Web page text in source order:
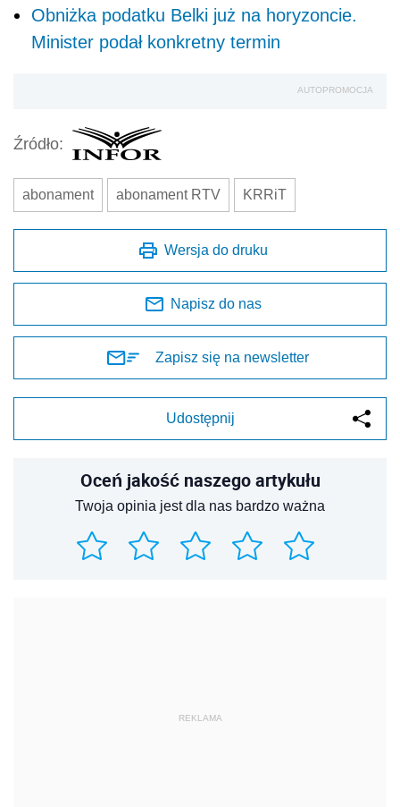
Obniżka podatku Belki już na horyzoncie.
Minister podał konkretny termin
AUTOPROMOCJA
Źródło:
abonament abonament RTV KRRiT
Wersja do druku
Napisz do nas
Zapisz się na newsletter
Udostępnij
Oceń jakość naszego artykułu
Twoja opinia jest dla nas bardzo ważna
REKLAMA